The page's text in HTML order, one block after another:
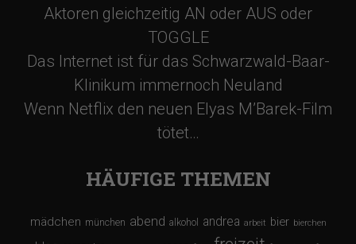
Aktoren gleichzeitig AN oder AUS oder
TOGGLE
Das Internet ist für das Schwarzwald-Baar-
Klinikum immernoch Neuland
Wenn Netflix den neuen Elyas M’Barek-Film
tötet…
HÄUFIGE THEMEN
mädchen münchen abend alkohol andrea arbeit bier bierchen